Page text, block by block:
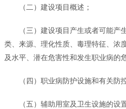
（二）建设项目概述；
（三）建设项目产生或者可能产
类、来源、理化性质、毒理特征、浓
及水平、潜在危害性和发生职业病的
（四）职业病防护设施和有关防
（五）辅助用室及卫生设施的设